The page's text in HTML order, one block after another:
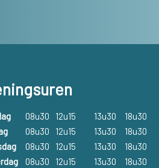
08u30 12u15 13u30
18u30
08u30 12u15 13u30
18u30
08u30 12u15 13u30
18u30
08u30 12u15 13u30
18u30